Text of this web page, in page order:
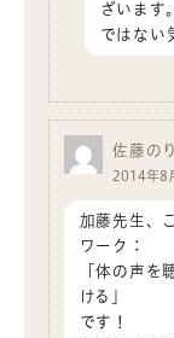
ざいます
ではない
佐藤の
2014年8
加藤先生、
ワーク：
「体の声を
ける」
です！